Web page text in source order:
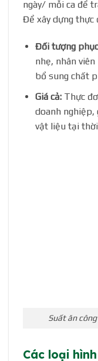
ngày/ mỗi ca để
Để xây dựng thực
Đối tượng
nhẹ, nhân
bổ sung chất
Giá cả:Thực
doanh nghiệp,
vật liệu tại
Suất ăn
Các loại